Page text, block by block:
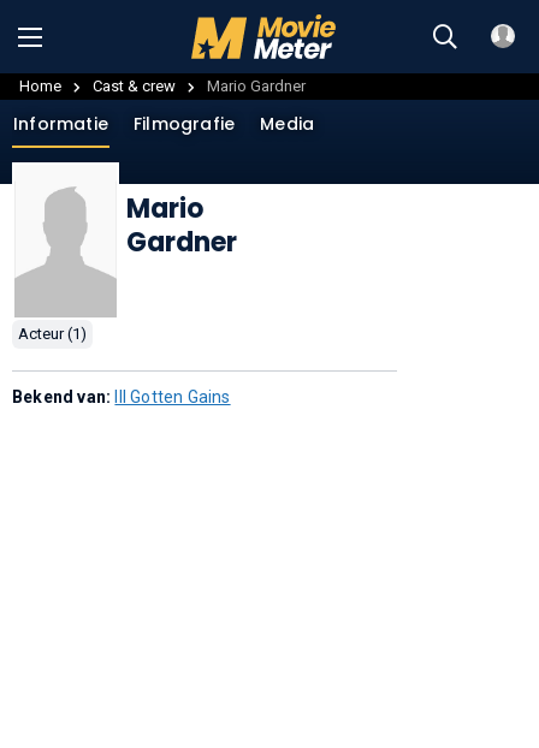
Home Cast & crew Mario Gardner
Informatie Filmografie Media
Mario
Gardner
Acteur (1)
Bekend van: Ill Gotten Gains